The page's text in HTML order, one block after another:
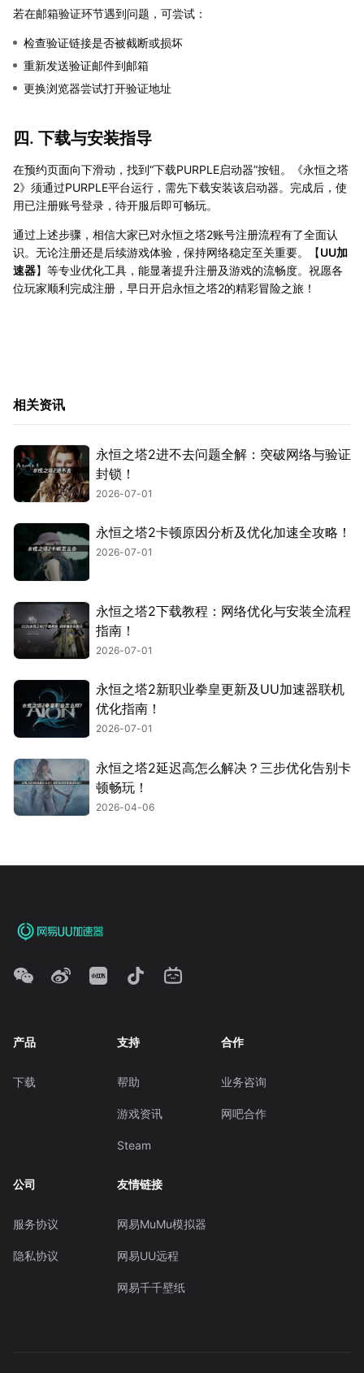
若在邮箱验证环节遇到问题，可尝试：
检查验证链接是否被截断或损坏
重新发送验证邮件到邮箱
更换浏览器尝试打开验证地址
四. 下载与安装指导
在预约页面向下滑动，找到“下载PURPLE启动器”按钮。《永恒之塔
2》须通过PURPLE平台运行，需先下载安装该启动器。完成后，使
用已注册账号登录，待开服后即可畅玩。
通过上述步骤，相信大家已对永恒之塔2账号注册流程有了全面认
识。无论注册还是后续游戏体验，保持网络稳定至关重要。【UU加
速器】等专业优化工具，能显著提升注册及游戏的流畅度。祝愿各
位玩家顺利完成注册，早日开启永恒之塔2的精彩冒险之旅！
相关资讯
永恒之塔2进不去问题全解：突破网络与验证
封锁！
2026-07-01
永恒之塔2卡顿原因分析及优化加速全攻略！
2026-07-01
永恒之塔2下载教程：网络优化与安装全流程
指南！
2026-07-01
永恒之塔2新职业拳皇更新及UU加速器联机
优化指南！
2026-07-01
永恒之塔2延迟高怎么解决？三步优化告别卡
顿畅玩！
2026-04-06
产品
下载
支持
帮助
游戏资讯
Steam
合作
业务咨询
网吧合作
公司
服务协议
隐私协议
友情链接
网易MuMu模拟器
网易UU远程
网易千千壁纸